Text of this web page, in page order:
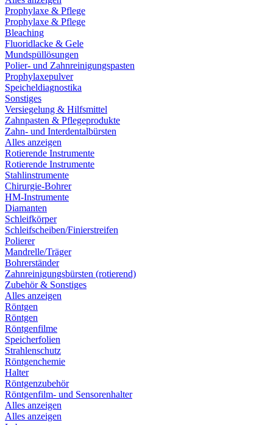
Prophylaxe & Pflege
Prophylaxe & Pflege
Bleaching
Fluoridlacke & Gele
Mundspüllösungen
Polier- und Zahnreinigungspasten
Prophylaxepulver
Speicheldiagnostika
Sonstiges
Versiegelung & Hilfsmittel
Zahnpasten & Pflegeprodukte
Zahn- und Interdentalbürsten
Alles anzeigen
Rotierende Instrumente
Rotierende Instrumente
Stahlinstrumente
Chirurgie-Bohrer
HM-Instrumente
Diamanten
Schleifkörper
Schleifscheiben/Finierstreifen
Polierer
Mandrelle/Träger
Bohrerständer
Zahnreinigungsbürsten (rotierend)
Zubehör & Sonstiges
Alles anzeigen
Röntgen
Röntgen
Röntgenfilme
Speicherfolien
Strahlenschutz
Röntgenchemie
Halter
Röntgenzubehör
Röntgenfilm- und Sensorenhalter
Alles anzeigen
Alles anzeigen